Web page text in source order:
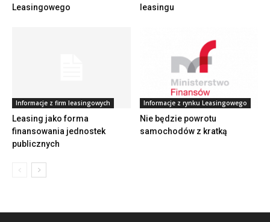
Leasingowego
leasingu
Informacje z firm leasingowych
Leasing jako forma
finansowania jednostek
publicznych
Informacje z rynku Leasingowego
Nie będzie powrotu
samochodów z kratką